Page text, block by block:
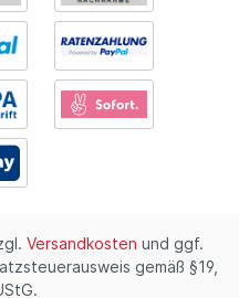
Versandkosten und ggf.
gemäß §19,